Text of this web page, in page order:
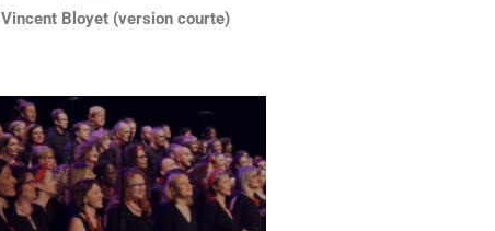
Vincent Bloyet (version courte)